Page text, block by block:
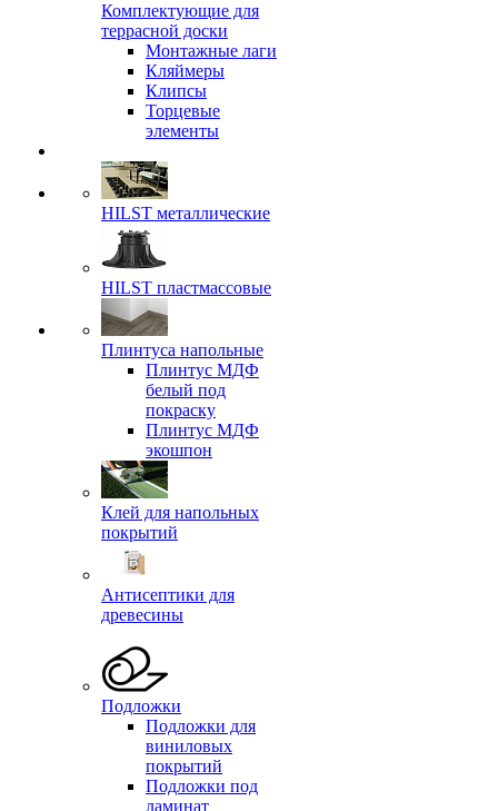
Комплектующие для
террасной доски
Монтажные лаги
Кляймеры
Клипсы
Торцевые
элементы
HILST металлические
HILST пластмассовые
Плинтуса напольные
Плинтус МДФ
белый под
покраску
Плинтус МДФ
экошпон
Клей для напольных
покрытий
Антисептики для
древесины
Подложки
Подложки для
виниловых
покрытий
Подложки под
ламинат